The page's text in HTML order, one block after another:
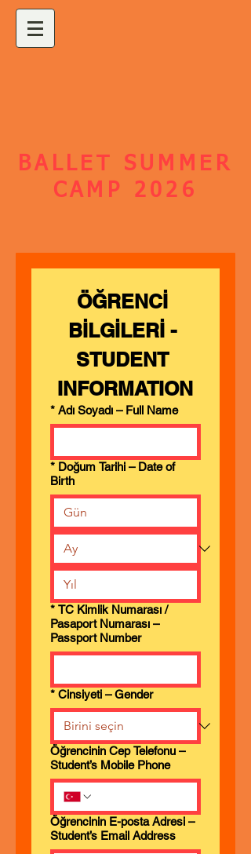
BALLET SUMMER
CAMP 2026
ÖĞRENCİ
BİLGİLERİ -
STUDENT
INFORMATION
* Adı Soyadı – Full Name
* Doğum Tarihi – Date of
Birth
* TC Kimlik Numarası /
Pasaport Numarası –
Passport Number
* Cinsiyeti – Gender
Öğrencinin Cep Telefonu –
Student’s Mobile Phone
Öğrencinin E-posta Adresi –
Student’s Email Address